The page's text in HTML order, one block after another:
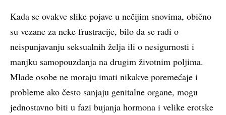
Kada se ovakve slike pojave u nečijim snovima, obično
su vezane za neke frustracije, bilo da se radi o
neispunjavanju seksualnih želja ili o nesigurnosti i
manjku samopouzdanja na drugim životnim poljima.
Mlade osobe ne moraju imati nikakve poremećaje i
probleme ako često sanjaju genitalne organe, mogu
jednostavno biti u fazi bujanja hormona i velike erotske